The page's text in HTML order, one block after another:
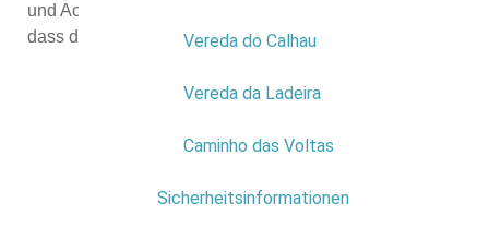
Vereda do Calhau
Vereda da Ladeira
Caminho das Voltas
Sicherheitsinformationen
und Achadas da Cruz. Früher wurde das Gebiet, durch
dass die ländliche Umgebung vom Anfang des Weges